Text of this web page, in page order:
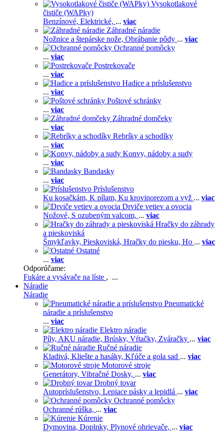
Vysokotlakové
čističe (WAPky)
Benzínové, Elektrické, ... viac
Záhradné náradie
Nožnice a štepárske nože, Obrábanie pôdy ... viac
Ochranné pomôcky
... viac
Postrekovače
... viac
Hadice a príslušenstvo
... viac
Poštové schránky
... viac
Záhradné domčeky
... viac
Rebríky a schodíky
... viac
Konvy, nádoby a sudy
... viac
Bandasky
... viac
Príslušenstvo
Ku kosačkám, K pílam, Ku krovinorezom a vyž ... viac
Drviče vetiev a ovocia
Nožové, S ozubeným valcom, ... viac
Hračky do záhrady
a pieskoviská
Šmykľavky, Pieskoviská, Hračky do piesku, Ho ... viac
Ostatné
... viac
Odporúčame:
Fukáre a vysávače na líste , ...
Náradie
Náradie
Pneumatické
náradie a príslušenstvo
... viac
Elektro náradie
Píly, AKU náradie, Brúsky, Vŕtačky, Zváračky ... viac
Ručné náradie
Kladivá, Kliešte a hasáky, Kľúče a gola sad ... viac
Motorové stroje
Generátory, Vibračné Dosky, ... viac
Drobný tovar
Autopríslušenstvo, Lepiace pásky a lepidlá ... viac
Ochranné pomôcky
Ochranné rúška, ... viac
Kúrenie
Dymovina, Doplnky, Plynové ohrievače, ... viac